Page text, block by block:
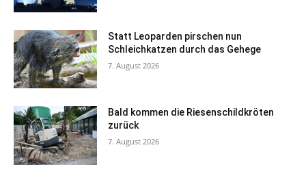
Statt Leoparden pirschen nun
Schleichkatzen durch das Gehege
7. August 2026
Bald kommen die Riesenschildkröten
zurück
7. August 2026